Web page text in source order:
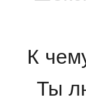
К
Ты